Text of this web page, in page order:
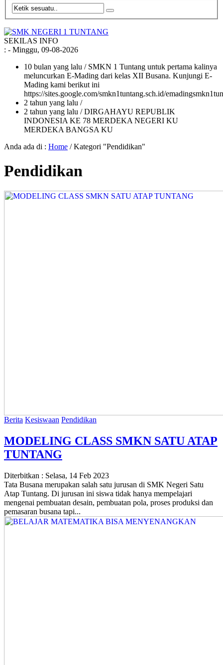
SEKILAS INFO
: - Minggu, 09-08-2026
10 bulan yang lalu / SMKN 1 Tuntang untuk pertama kalinya
meluncurkan E-Mading dari kelas XII Busana. Kunjungi E-
Mading kami berikut ini
https://sites.google.com/smkn1tuntang.sch.id/
2 tahun yang lalu /
2 tahun yang lalu / DIRGAHAYU REPUBLIK
INDONESIA KE 78 MERDEKA NEGERI KU
MERDEKA BANGSA KU
Anda ada di : Home /Kategori "Pendidikan"
Pendidikan
Berita Kesiswaan Pendidikan
MODELING CLASS SMKN SATU ATAP
TUNTANG
Diterbitkan : Selasa, 14 Feb 2023
Tata Busana merupakan salah satu jurusan di SMK Negeri Satu
Atap Tuntang. Di jurusan ini siswa tidak hanya mempelajari
mengenai pembuatan desain, pembuatan pola, proses produksi dan
pemasaran busana tapi...